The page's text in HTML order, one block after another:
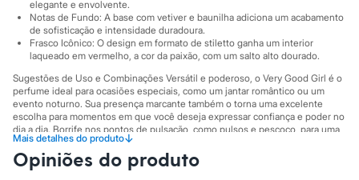
Leggings
Shorts e Bermudas
Tops
Moda íntima
Cintas e Modeladores
Meias
Pijamas
Sutiãs e Tops
Moda praia
Biquínis
Maiôs
elegante e envolvente.
Notas de Fundo: A base com vetiver e baunilha adiciona um acabamento
de sofisticação e intensidade duradoura.
Frasco Icônico: O design em formato de stiletto ganha um interior
laqueado em vermelho, a cor da paixão, com um salto alto dourado.
Sugestões de Uso e Combinações Versátil e poderoso, o Very Good Girl é o
perfume ideal para ocasiões especiais, como um jantar romântico ou um
evento noturno. Sua presença marcante também o torna uma excelente
escolha para momentos em que você deseja expressar confiança e poder no
dia a dia. Borrife nos pontos de pulsação, como pulsos e pescoço, para uma
perfumação que acompanha você.
A gente se encontra na C&A! ❤
Mais detalhes do produto↓
Opiniões do produto